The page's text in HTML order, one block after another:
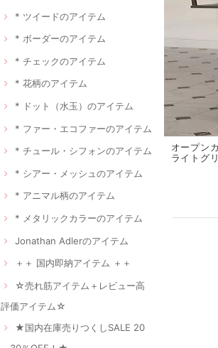
* ツイードのアイテム
* ボーダーのアイテム
* チェックのアイテム
* 花柄のアイテム
* ドット（水玉）のアイテム
* ファー・エコファーのアイテム
* チュール・シフォンのアイテム
* シアー・メッシュのアイテム
* アニマル柄のアイテム
* メタリックカラーのアイテム
Jonathan Adlerのアイテム
＋＋ 国内即納アイテム ＋＋
☆売れ筋アイテム＋レビュー高
評価アイテム☆
★国内在庫売りつくしSALE 20
オープン
ライトグ